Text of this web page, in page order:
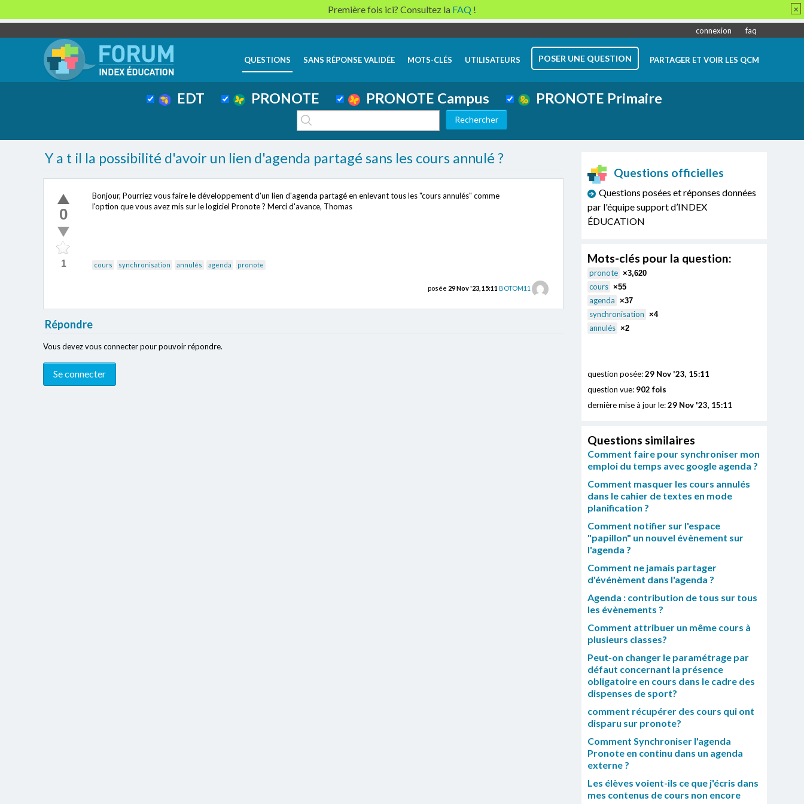
connexion faq
QUESTIONS SANS RÉPONSE VALIDÉE MOTS-CLÉS UTILISATEURS POSER UNE QUESTION PARTAGER ET VOIR LES QCM
EDT PRONOTE PRONOTE Campus PRONOTE Primaire
Y a t il la possibilité d'avoir un lien d'agenda partagé sans les cours annulé ?
0
1
Bonjour, Pourriez vous faire le développement d'un lien d'agenda partagé en enlevant tous les "cours annulés" comme
l'option que vous avez mis sur le logiciel Pronote ? Merci d'avance, Thomas
cours synchronisation annulés agenda pronote
posée 29 Nov '23, 15:11 BOTOM11
Répondre
Vous devez vous connecter pour pouvoir répondre.
Questions officielles
Questions posées et réponses données
par l'équipe support d’INDEX
ÉDUCATION
Mots-clés pour la question:
pronote ×3,620
cours ×55
agenda ×37
synchronisation ×4
annulés ×2
question posée:29 Nov '23, 15:11
question vue: 902 fois
dernière mise à jour le:29 Nov '23, 15:11
Questions similaires
Comment faire pour synchroniser mon
emploi du temps avec google agenda ?
Comment masquer les cours annulés
dans le cahier de textes en mode
planification ?
Comment notifier sur l'espace
"papillon" un nouvel évènement sur
l'agenda ?
Comment ne jamais partager
d'événèment dans l'agenda ?
Agenda : contribution de tous sur tous
les évènements ?
Comment attribuer un même cours à
plusieurs classes?
Peut-on changer le paramétrage par
défaut concernant la présence
obligatoire en cours dans le cadre des
dispenses de sport?
comment récupérer des cours qui ont
disparu sur pronote?
Comment Synchroniser l'agenda
Pronote en continu dans un agenda
externe ?
Les élèves voient-ils ce que j'écris dans
mes contenus de cours non encore
Première fois ici? Consultez la FAQ ! ×